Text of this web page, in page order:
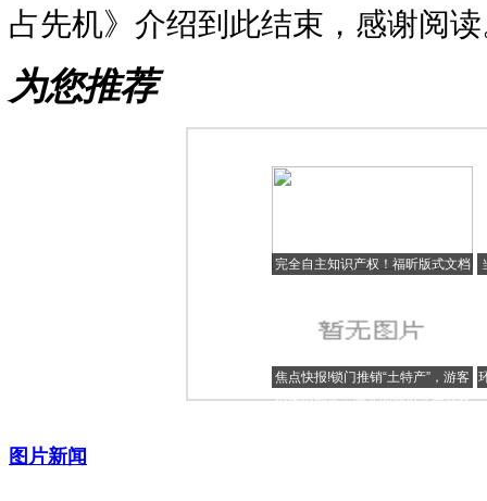
占先机》介绍到此结束，感谢阅
为您推荐
完全自主知识产权！福昕版式文档
焦点快报!锁门推销“土特产”，游客
不买不能走！两人因强迫交易罪获
图片新闻